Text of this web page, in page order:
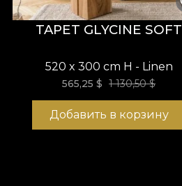
TAPET GLYCINE SOFT
520 x 300 cm H - Linen
565,25 $ 1 130,50 $
Добавить в корзину